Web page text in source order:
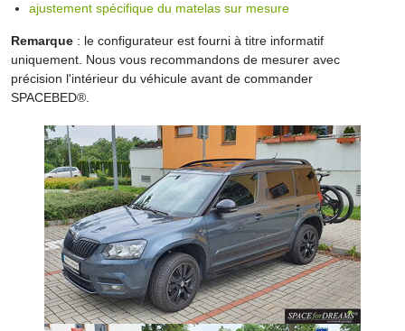
ajustement spécifique du matelas sur mesure
Remarque : le configurateur est fourni à titre informatif
uniquement. Nous vous recommandons de mesurer avec
précision l'intérieur du véhicule avant de commander
SPACEBED®.